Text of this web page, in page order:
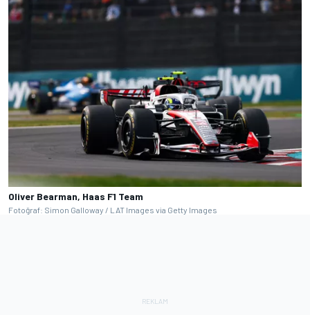
Oliver Bearman, Haas F1 Team
Fotoğraf: Simon Galloway / LAT Images via Getty Images